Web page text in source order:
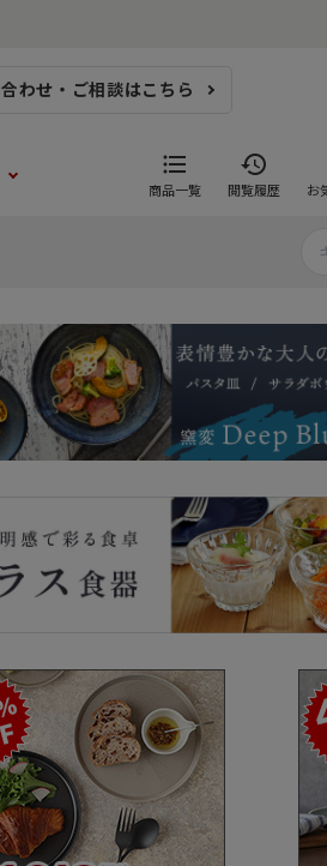
わせ・ご相談はこちら
- マグカップ
- カップ・タンブラー
- スープカップ
- 湯呑み
- 急須・ポット
形状で探す
- 角
- 仕切り
- 楕円
- 変形
だ想いの食卓~
ット 黒い
でお得なセット
ピング
format_list_bulleted
商品一覧
history
閲覧履歴 お